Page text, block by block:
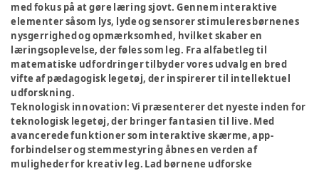
med fokus på at gøre læring sjovt. Gennem interaktive
elementer såsom lys, lyde og sensorer stimuleres børnenes
nysgerrighed og opmærksomhed, hvilket skaber en
læringsoplevelse, der føles som leg. Fra alfabetleg til
matematiske udfordringer tilbyder vores udvalg en bred
vifte af pædagogisk legetøj, der inspirerer til intellektuel
udforskning.
Teknologisk innovation: Vi præsenterer det nyeste inden for
teknologisk legetøj, der bringer fantasien til live. Med
avancerede funktioner som interaktive skærme, app-
forbindelser og stemmestyring åbnes en verden af
muligheder for kreativ leg. Lad børnene udforske